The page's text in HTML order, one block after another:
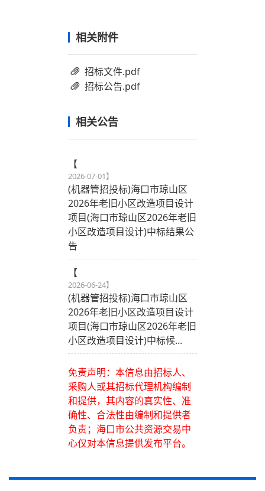
相关附件
招标文件.pdf
招标公告.pdf
相关公告
【
2026-07-01】
(机器管招投标)海口市琼山区
2026年老旧小区改造项目设计
项目(海口市琼山区2026年老旧
小区改造项目设计)中标结果公
告
【
2026-06-24】
(机器管招投标)海口市琼山区
2026年老旧小区改造项目设计
项目(海口市琼山区2026年老旧
小区改造项目设计)中标候...
免责声明：本信息由招标人、
采购人或其招标代理机构编制
和提供，其内容的真实性、准
确性、合法性由编制和提供者
负责；海口市公共资源交易中
心仅对本信息提供发布平台。